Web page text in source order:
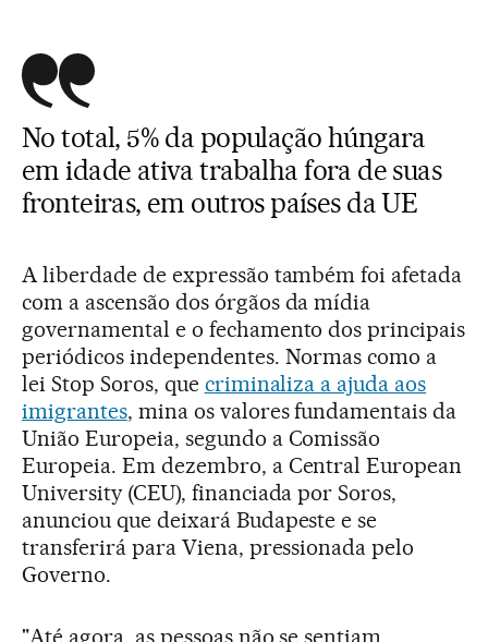
No total, 5% da população húngara
em idade ativa trabalha fora de suas
fronteiras, em outros países da UE
A liberdade de expressão também foi afetada
com a ascensão dos órgãos da mídia
governamental e o fechamento dos principais
periódicos independentes. Normas como a
lei Stop Soros, que criminaliza a ajuda aos
imigrantes, mina os valores fundamentais da
União Europeia, segundo a Comissão
Europeia. Em dezembro, a Central European
University (CEU), financiada por Soros,
anunciou que deixará Budapeste e se
transferirá para Viena, pressionada pelo
Governo.
"Até agora, as pessoas não se sentiam